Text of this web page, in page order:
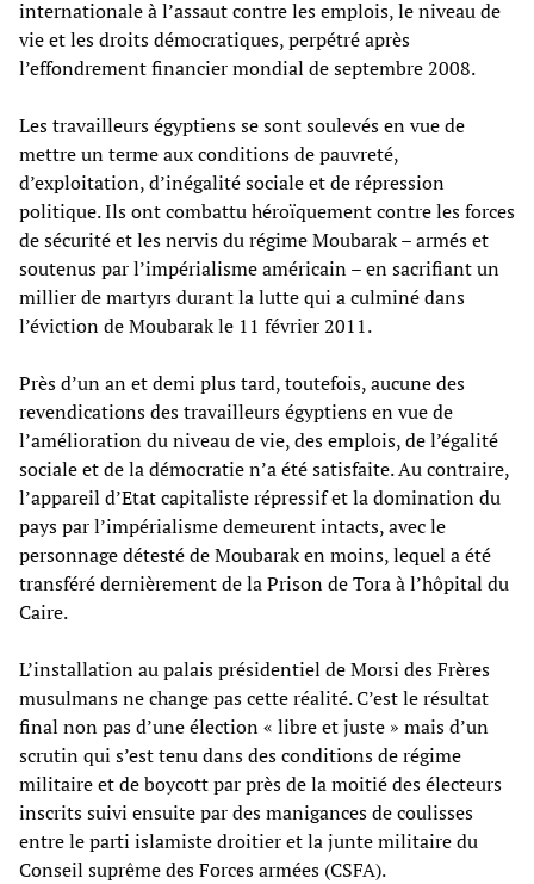
internationale à l’assaut contre les emplois, le niveau de
vie et les droits démocratiques, perpétré après
l’effondrement financier mondial de septembre 2008.
Les travailleurs égyptiens se sont soulevés en vue de
mettre un terme aux conditions de pauvreté,
d’exploitation, d’inégalité sociale et de répression
politique. Ils ont combattu héroïquement contre les forces
de sécurité et les nervis du régime Moubarak – armés et
soutenus par l’impérialisme américain – en sacrifiant un
millier de martyrs durant la lutte qui a culminé dans
l’éviction de Moubarak le 11 février 2011.
Près d’un an et demi plus tard, toutefois, aucune des
revendications des travailleurs égyptiens en vue de
l’amélioration du niveau de vie, des emplois, de l’égalité
sociale et de la démocratie n’a été satisfaite. Au contraire,
l’appareil d’Etat capitaliste répressif et la domination du
pays par l’impérialisme demeurent intacts, avec le
personnage détesté de Moubarak en moins, lequel a été
transféré dernièrement de la Prison de Tora à l’hôpital du
Caire.
L’installation au palais présidentiel de Morsi des Frères
musulmans ne change pas cette réalité. C’est le résultat
final non pas d’une élection « libre et juste » mais d’un
scrutin qui s’est tenu dans des conditions de régime
militaire et de boycott par près de la moitié des électeurs
inscrits suivi ensuite par des manigances de coulisses
entre le parti islamiste droitier et la junte militaire du
Conseil suprême des Forces armées (CSFA).